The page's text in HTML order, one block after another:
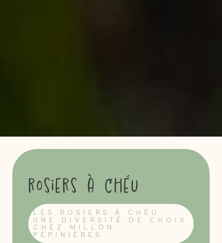
rosiers à Chéu
LES ROSIERS À CHÉU :
UNE DIVERSITÉ DE CHOIX
CHEZ MILLON
PÉPINIÈRES